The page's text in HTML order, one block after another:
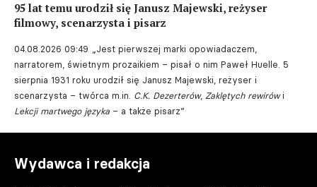
95 lat temu urodził się Janusz Majewski, reżyser
filmowy, scenarzysta i pisarz
04.08.2026 09:49 „Jest pierwszej marki opowiadaczem,
narratorem, świetnym prozaikiem – pisał o nim Paweł Huelle. 5
sierpnia 1931 roku urodził się Janusz Majewski, reżyser i
scenarzysta – twórca m.in. C.K. Dezerterów, Zaklętych rewirówi
Lekcji martwego języka – a także pisarz”
Wydawca i redakcja